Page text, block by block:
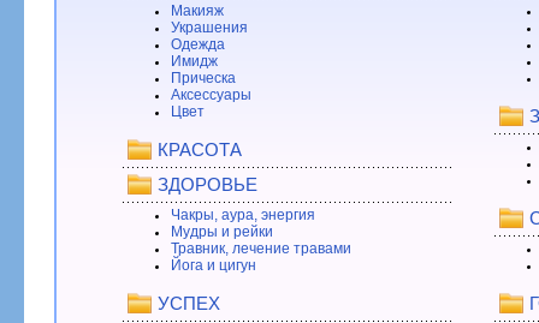
Макияж
Украшения
Одежда
Имидж
Прическа
Аксессуары
Цвет
КРАСОТА
ЗДОРОВЬЕ
Чакры, аура, энергия
Мудры и рейки
Травник, лечение травами
Йога и цигун
УСПЕХ